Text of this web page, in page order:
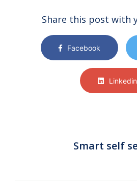
Share this post with
Facebook
Linkedin
Smart self